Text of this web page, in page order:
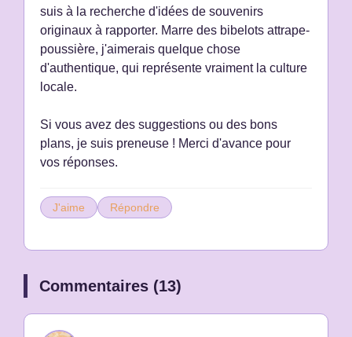
suis à la recherche d'idées de souvenirs
originaux à rapporter. Marre des bibelots attrape-
poussière, j'aimerais quelque chose
d'authentique, qui représente vraiment la culture
locale.
Si vous avez des suggestions ou des bons
plans, je suis preneuse ! Merci d'avance pour
vos réponses.
J'aime Répondre
Commentaires (13)